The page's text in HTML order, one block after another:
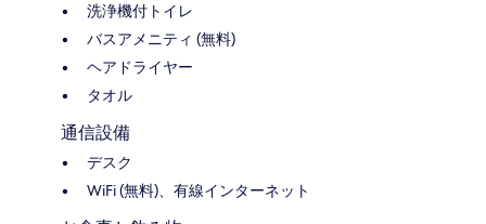
洗浄機付トイレ
バスアメニティ (無料)
ヘアドライヤー
タオル
通信設備
デスク
WiFi (無料)、有線インターネット